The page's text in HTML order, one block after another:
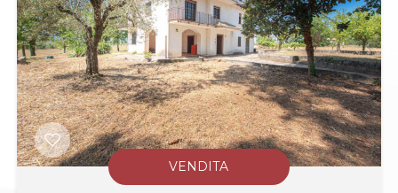
VENDITA